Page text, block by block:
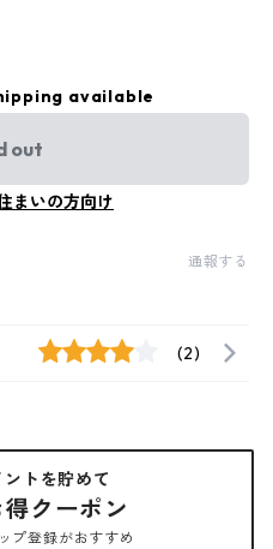
available
out
まいの方向け
通報する
(2)
トを貯めて
クーポン
プ登録がおすすめ